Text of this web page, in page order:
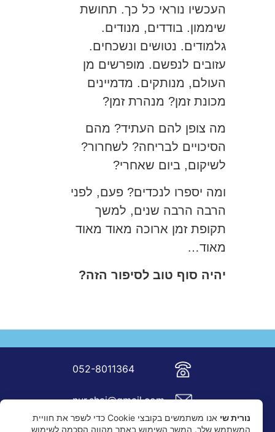
העכשיו נוראי כל כך. תחושת
שיממון. בודדים, מנודים.
גלמודים. נטושים ונשכחים.
עזובים לנפשם. מופרשים מן
העולם, מנותקים. מדמיינים
מכונת זמן? מנהרת זמן?
מה צופן להם העתיד? מהם
הסיכויים לבריחה? לשחרור?
לשיקום, ביום שאחרי?
ומה יספרו לנכדים? פעם, לפני
הרבה הרבה שנים, למשך
תקופת זמן ארוכה מאוד מאוד
מאוד…
יהיה סוף טוב לסיפור הזה?
052-8011364
nur.shai@gmail.com
נורית שי
אנו משתמשים בקובצי Cookie כדי לשפר את חוויית
המשתמש שלך. המשך השימוש באתר מהווה הסכמה לשימוש